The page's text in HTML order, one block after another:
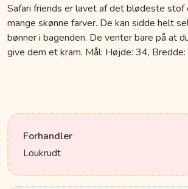
Safari friends er lavet af det blødeste stof
mange skønne farver. De kan sidde helt
bønner i bagenden. De venter bare på at
give dem et kram. Mål: Højde: 34,
Forhandler
Loukrudt